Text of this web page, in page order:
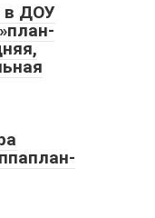
в ДОУ